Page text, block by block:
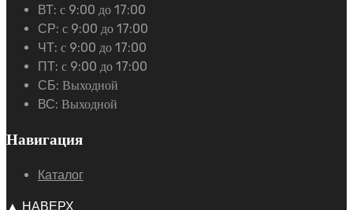
ВТ: с 9:00 до 17:00
СР: с 9:00 до 17:00
ЧТ: с 9:00 до 17:00
ПТ: с 9:00 до 17:00
СБ: Выходной
ВС: Выходной
Навигация
Каталог
▲ НАВЕРХ